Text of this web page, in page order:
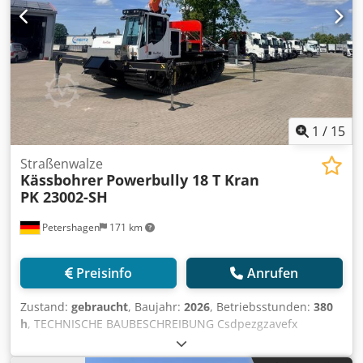
1 / 15
Petershagen 171 km
Straßenwalze
Kässbohrer Powerbully 18 T Kran
PK 23002-SH
Preisinfo Anrufen
Zustand: gebraucht, Baujahr: 2026, Betriebsstunden: 380
h, TECHNISCHE BAUBESCHREIBUNG Csdpezgzavefx
Amgsha KÄSSBOHRER POWERBULLY 18T MIT PALFINGER PK
23002 SH E POWER LINK PLUS Hinweis: Das Fahrzeug ist